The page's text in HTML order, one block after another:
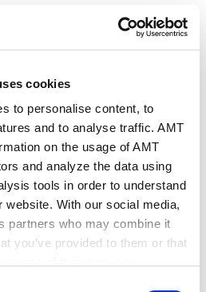
cookies
to personalise content, to
and to analyse traffic. AMT
on the usage of AMT
and analyze the data using
tools in order to understand
website. With our social media,
partners who may combine it
you’ve provided to them or that
Asia-Pacific 2026
Lawyers in Japan™・Best
Ones to Watch in Japan™
Global 2025